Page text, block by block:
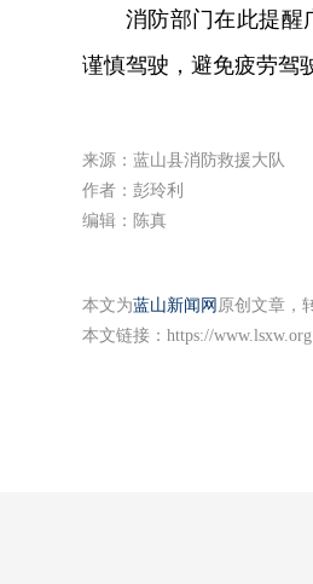
消防部门在此提醒
谨慎驾驶，避免疲劳驾
来源：蓝山县消防救援大队
作者：彭玲利
编辑：陈真
本文为蓝山新闻网 原创文章，
本文链接： https://